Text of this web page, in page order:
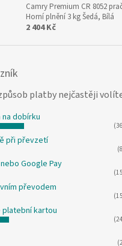
Camry Premium CR 8052
Horní plnění 3 kg Šedá, Bílá
2 404 Kč
platby nejčastěji
na dobírku
při převzetí
Google Pay
převodem
platební kartou